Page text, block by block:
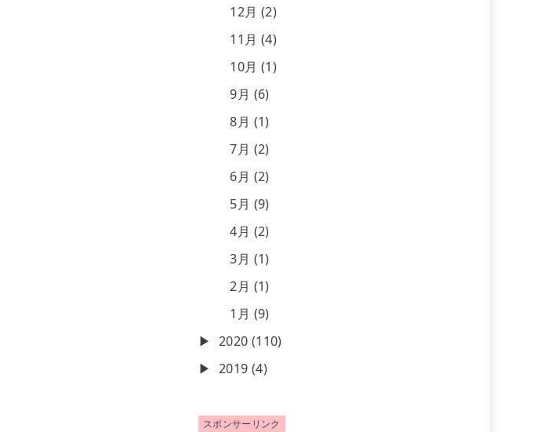
12月 (2)
11月 (4)
10月 (1)
9月 (6)
8月 (1)
7月 (2)
6月 (2)
5月 (9)
4月 (2)
3月 (1)
2月 (1)
1月 (9)
2020 (110)
2019 (4)
スポンサーリンク